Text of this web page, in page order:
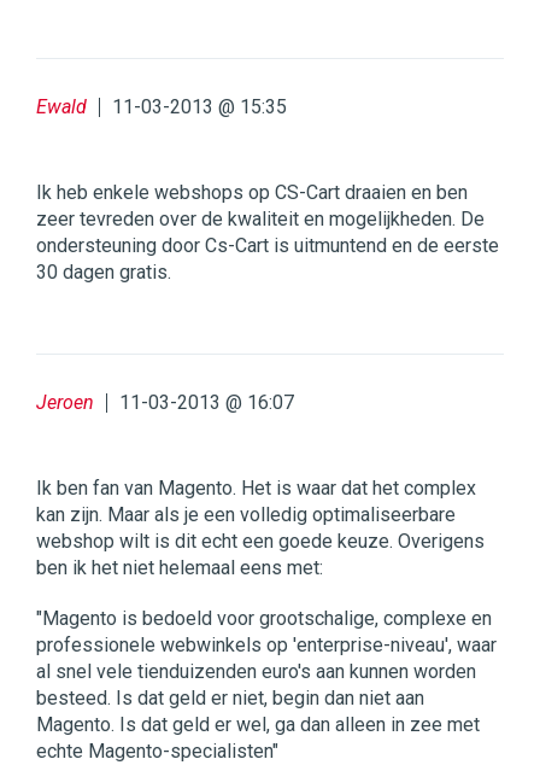
Ewald 11-03-2013 @ 15:35
Ik heb enkele webshops op CS-Cart draaien en ben
zeer tevreden over de kwaliteit en mogelijkheden. De
ondersteuning door Cs-Cart is uitmuntend en de eerste
30 dagen gratis.
Jeroen 11-03-2013 @ 16:07
Ik ben fan van Magento. Het is waar dat het complex
kan zijn. Maar als je een volledig optimaliseerbare
webshop wilt is dit echt een goede keuze. Overigens
ben ik het niet helemaal eens met:
"Magento is bedoeld voor grootschalige, complexe en
professionele webwinkels op 'enterprise-niveau', waar
al snel vele tienduizenden euro's aan kunnen worden
besteed. Is dat geld er niet, begin dan niet aan
Magento. Is dat geld er wel, ga dan alleen in zee met
echte Magento-specialisten"